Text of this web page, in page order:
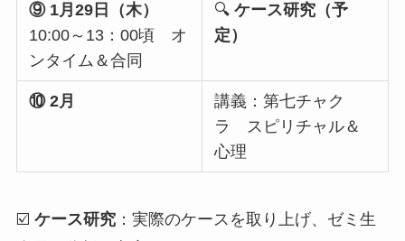
⑨ 1月29日（木）
10:00～13：00頃 オ
ンタイム＆合同
🔍ケース研究（予
定）
⑩ 2月
講義：第七チャク
ラ スピリチャル＆
心理
☑️ ケース研究：実際のケースを取り上げ、ゼミ生